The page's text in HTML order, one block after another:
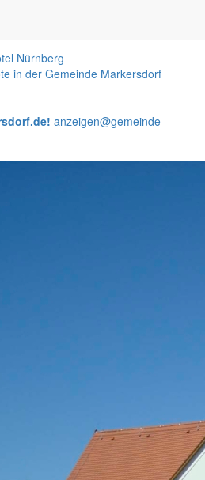
Nürnberg
anzeigen@gemeinde-